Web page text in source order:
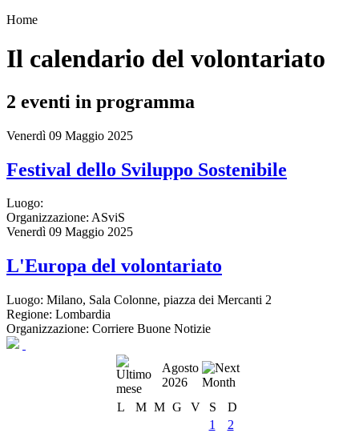
Home
Il calendario del volontariato
2 eventi in programma
Venerdì 09 Maggio 2025
Festival dello Sviluppo Sostenibile
Luogo:
Organizzazione: ASviS
Venerdì 09 Maggio 2025
L'Europa del volontariato
Luogo: Milano, Sala Colonne, piazza dei Mercanti 2
Regione: Lombardia
Organizzazione: Corriere Buone Notizie
Agosto
2026
L
M M G V S
D
1
2